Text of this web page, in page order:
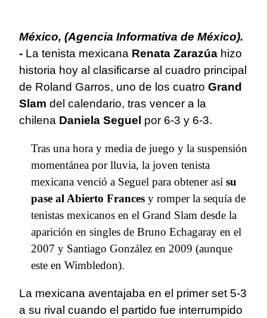
México, (Agencia Informativa de México).
- La tenista mexicana Renata Zarazúa hizo
historia hoy al clasificarse al cuadro principal
de Roland Garros, uno de los cuatro Grand
Slam del calendario, tras vencer a la
chilena Daniela Seguel por 6-3 y 6-3.
Tras una hora y media de juego y la suspensión
momentánea por lluvia, la joven tenista
mexicana venció a Seguel para obtener así su
pase al Abierto Frances y romper la sequía de
tenistas mexicanos en el Grand Slam desde la
aparición en singles de Bruno Echagaray en el
2007 y Santiago González en 2009 (aunque
este en Wimbledon).
La mexicana aventajaba en el primer set 5-3
a su rival cuando el partido fue interrumpido